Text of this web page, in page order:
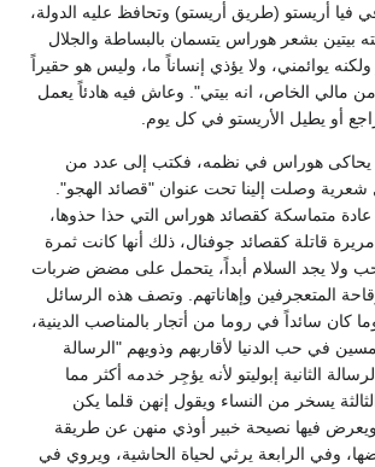
فيا أريستو (طريق أريستو) وتحافظ عليه الدولة،
بيتين بشعر هوراس يتسمان بالبساطة والجلال
يوائمني، ولا يؤذي إنساناً ما، وليس هو حقيراً
مالي الخاص، انه بيتي". وعاش فيه هادئاً يعمل
أو يطيل الأريستو في كل يوم.
يحاكى هوراس في نظمه، فكتب إلى عدد من
وصلت إلينا تحت عنوان "قصائد الهجو".
متماسكة كقصائد هوراس التي حذا حذوها،
قاتلة كقصائد جوفنال، ذلك أنها كانت ثمرة
ولا يجد السلام أبداً، يتحمل على مضض ضربات
المتعجرفين وإهاناتهم. وتصف هذه الرسائل
كان سائداً في روما من أتجار بالمناصب الدينية،
في حب الدنيا لأقاربهم وذويهم "الرسالة
الثانية إبوليتو لأنه يؤجِر خدمه أكثر مما
يسخر من النساء ويقول إنهن قلما يكن
فيها نصيحة خبير أوذي منهن عن طريقة
وفي الرابعة يرثي لحياة الحاشية، ويروي في